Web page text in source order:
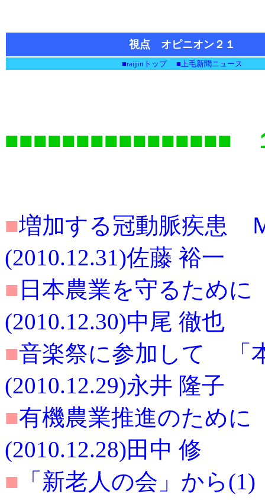
視点 オピニオン２１
■raijinトップ ■上毛新聞ニュース
■■■■■■■■■■■■■■■■
■増加する冠動脈疾患
(2010.12.31)佐藤 裕一
■ 日本農業を守るため
(2010.12.30)中尾 徹也
■音楽祭に参加して 「
(2010.12.29)永井 隆子
■有機農業推進のため
(2010.12.28)田中 修
■ 「新老人の会」から